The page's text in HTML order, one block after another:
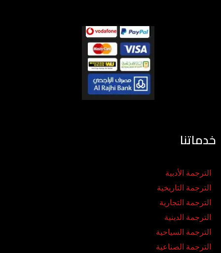
خدماتنا
الترجمة الأدبية
الترجمة التاريخية
الترجمة التجارية
الترجمة الدينية
الترجمة السياحية
الترجمة الصناعية